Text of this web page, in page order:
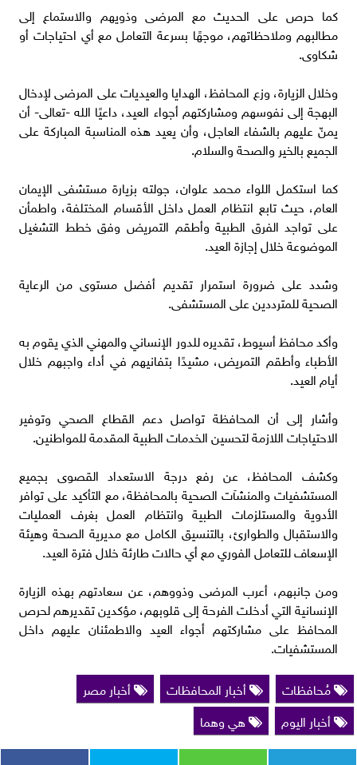
كما حرص على الحديث مع المرضى وذويهم والاستماع إلى
مطالبهم وملاحظاتهم، موجهًا بسرعة التعامل مع أي احتياجات أو
شكاوى.
وخلال الزيارة، وزع المحافظ، الهدايا والعيديات على المرضى لإدخال
البهجة إلى نفوسهم ومشاركتهم أجواء العيد، داعيًا الله -تعالى- أن
يمنّ عليهم بالشفاء العاجل، وأن يعيد هذه المناسبة المباركة على
الجميع بالخير والصحة والسلام.
كما استكمل اللواء محمد علوان، جولته بزيارة مستشفى الإيمان
العام، حيث تابع انتظام العمل داخل الأقسام المختلفة، واطمأن
على تواجد الفرق الطبية وأطقم التمريض وفق خطط التشغيل
الموضوعة خلال إجازة العيد.
وشدد على ضرورة استمرار تقديم أفضل مستوى من الرعاية
الصحية للمترددين على المستشفى.
وأكد محافظ أسيوط، تقديره للدور الإنساني والمهني الذي يقوم به
الأطباء وأطقم التمريض، مشيدًا بتفانيهم في أداء واجبهم خلال
أيام العيد.
وأشار إلى أن المحافظة تواصل دعم القطاع الصحي وتوفير
الاحتياجات اللازمة لتحسين الخدمات الطبية المقدمة للمواطنين.
وكشف المحافظ، عن رفع درجة الاستعداد القصوى بجميع
المستشفيات والمنشآت الصحية بالمحافظة، مع التأكيد على توافر
الأدوية والمستلزمات الطبية وانتظام العمل بغرف العمليات
والاستقبال والطوارئ، بالتنسيق الكامل مع مديرية الصحة وهيئة
الإسعاف للتعامل الفوري مع أي حالات طارئة خلال فترة العيد.
ومن جانبهم، أعرب المرضى وذووهم، عن سعادتهم بهذه الزيارة
الإنسانية التي أدخلت الفرحة إلى قلوبهم، مؤكدين تقديرهم لحرص
المحافظ على مشاركتهم أجواء العيد والاطمئنان عليهم داخل
المستشفيات.
مُحافظات
أخبار المحافظات
أخبار مصر
أخبار اليوم
هي وهما